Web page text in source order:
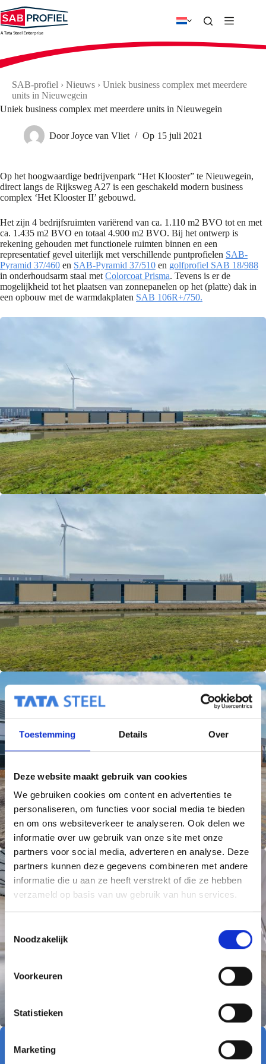
Toestemming Details Over
Deze website maakt gebruik van cookies
We gebruiken cookies om content en advertenties te
personaliseren, om functies voor social media te bieden
en om ons websiteverkeer te analyseren. Ook delen we
informatie over uw gebruik van onze site met onze
partners voor social media, adverteren en analyse. Deze
partners kunnen deze gegevens combineren met andere
informatie die u aan ze heeft verstrekt of die ze hebben
verzameld op basis van uw gebruik van hun services.
o
e
m
Noodzakelijk
Voorkeuren
Statistieken
Marketing
naar
de
inhoud
SAB-profiel › Nieuws › Uniek business complex met meerdere
units in Nieuwegein
Uniek business complex met meerdere units in Nieuwegein
Door Joyce van Vliet Op 15 juli 2021
Op het hoogwaardige bedrijvenpark “Het Klooster” te Nieuwegein,
direct langs de Rijksweg A27 is een geschakeld modern business
complex ‘Het Klooster II’ gebouwd.
Het zijn 4 bedrijfsruimten variërend van ca. 1.110 m2 BVO tot en met
ca. 1.435 m2 BVO en totaal 4.900 m2 BVO. Bij het ontwerp is
rekening gehouden met functionele ruimten binnen en een
representatief gevel uiterlijk met verschillende puntprofielen SAB-
Pyramid 37/460 en SAB-Pyramid 37/510 en golfprofiel SAB 18/988
in onderhoudsarm staal met Colorcoat Prisma. Tevens is er de
mogelijkheid tot het plaatsen van zonnepanelen op het (platte) dak in
een opbouw met de warmdakplaten SAB 106R+/750.
Opdrachtgever: Rijver Development